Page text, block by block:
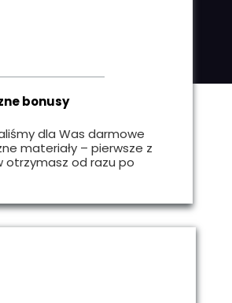
dla Was darmowe
materiały – pierwsze z
otrzymasz od razu po
bonusy